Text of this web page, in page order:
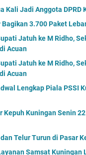
Kali Jadi Anggota DPRD
3.700 Paket
Jatuh ke M Ridho,
Acuan
Jatuh ke M Ridho,
Acuan
Lengkap Piala PSSI
Kepuh Kuningan Senin
Telur Turun di Pasar
Samsat Kuningan